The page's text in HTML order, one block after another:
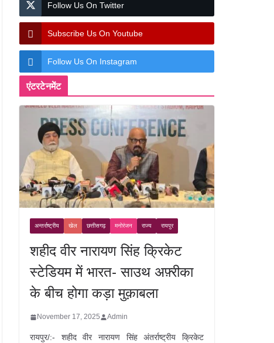
Follow Us On Twitter
Subscribe Us On Youtube
Follow Us On Instagram
एंटरटेनमेंट
अन्तर्राष्ट्रीय खेल छत्तीसगढ़ मनोरंजन राज्य रायपुर
शहीद वीर नारायण सिंह क्रिकेट
स्टेडियम में भारत- साउथ अफ़्रीका
के बीच होगा कड़ा मुक़ाबला
November 17, 2025 Admin
रायपुर/:- शहीद वीर नारायण सिंह अंतर्राष्ट्रीय क्रिकेट